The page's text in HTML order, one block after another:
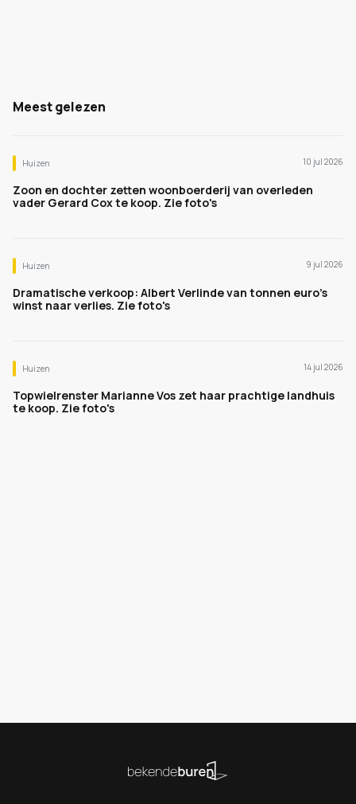
Meest gelezen
Huizen 10 jul 2026
Zoon en dochter zetten woonboerderij van overleden
vader Gerard Cox te koop. Zie foto's
Huizen 9 jul 2026
Dramatische verkoop: Albert Verlinde van tonnen euro's
winst naar verlies. Zie foto's
Huizen 14 jul 2026
Topwielrenster Marianne Vos zet haar prachtige landhuis
te koop. Zie foto's